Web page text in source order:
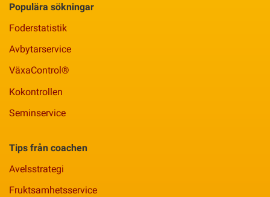
Populära sökningar
Foderstatistik
Avbytarservice
VäxaControl®
Kokontrollen
Seminservice
Tips från coachen
Avelsstrategi
Fruktsamhetsservice